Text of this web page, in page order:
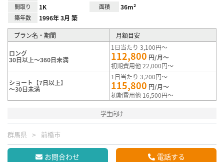
間取り 1K 面積 36m²
築年数 1996年 3月 築
プラン名・期間 月額目安
ロング
30日以上～360日未満
1日当たり 3,100円～
112,800 円/月～
初期費用他 22,000円～
ショート【7日以上】
～30日未満
1日当たり 3,200円～
115,800 円/月～
初期費用他 16,500円～
学生向け
群馬県 前橋市
お問合わせ 電話する